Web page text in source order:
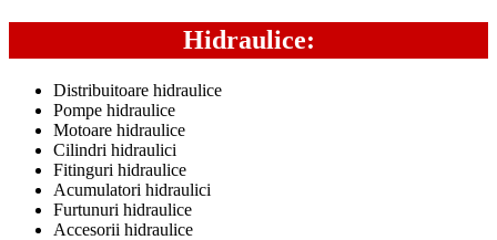
Hidraulice:
Distribuitoare hidraulice
Pompe hidraulice
Motoare hidraulice
Cilindri hidraulici
Fitinguri hidraulice
Acumulatori hidraulici
Furtunuri hidraulice
Accesorii hidraulice